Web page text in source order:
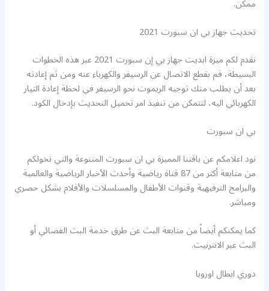
تحديث جهاز بي ان سبورت 2021
نقدم لكم ميزة ابديت جهاز بي إن سبورت 2021 عبر هذه الخطوات
البسيطة، قم بقطع الاتصال عن الرسيفر والكهرباء عنه ومن ثم إعادته
بعد أن يطلب منك توجيه الريموت نحو الرسيفر في لحظة إعادة التيار
الكهربائي اليه، لتتمكن من تنفيذ امر تحميل التحديث بإدخال الكود.
بي ان سبورت
نود اعلامكم عن باقتنا المميزة بي ان سبورت المتنوعة والتي تخولكم
من متابعة أكثر من 87 قناة رياضية وأحدث الأخبار الرياضية والعالمية
والبرامج الترفيهية وقنوات الأطفال والمسلسلات والأفلام بشكل حصري
ومباشر.
كما يمكنكم أيضاً من متابعة البث عن طرق خدمة البث الفضائي أو
البث عبر الانترنيت.
دوري ابطال اوروبا